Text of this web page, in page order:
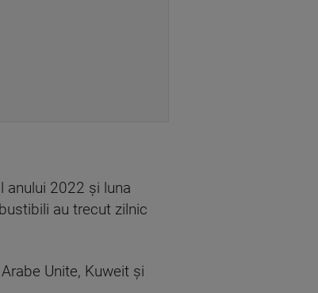
2022 şi luna
au trecut zilnic
Unite, Kuweit şi